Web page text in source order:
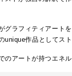
グラフィティアート
unique作品としてス
のアートが持つエネ